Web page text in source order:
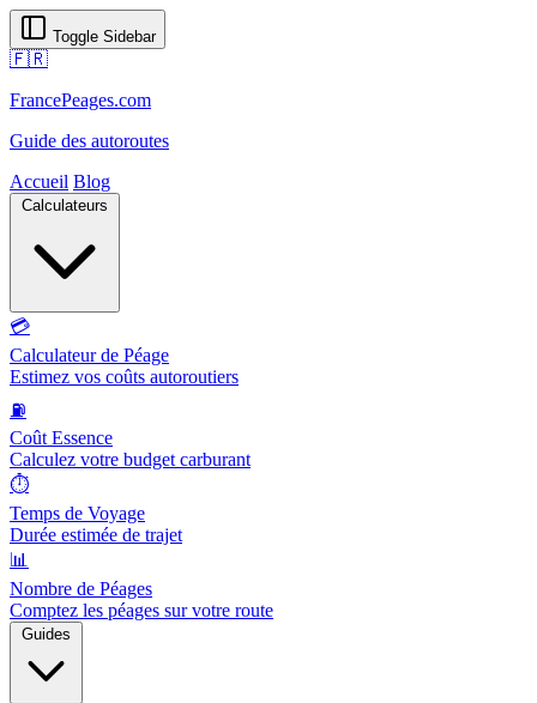
Toggle Sidebar
🇫🇷
FrancePeages.com
Guide des autoroutes
Accueil Blog
Calculateurs
💳
Calculateur de Péage
Estimez vos coûts autoroutiers
⛽
Coût Essence
Calculez votre budget carburant
⏱️
Temps de Voyage
Durée estimée de trajet
📊
Nombre de Péages
Comptez les péages sur votre route
Guides